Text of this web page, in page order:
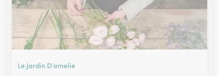
Le Jardin D’amelie